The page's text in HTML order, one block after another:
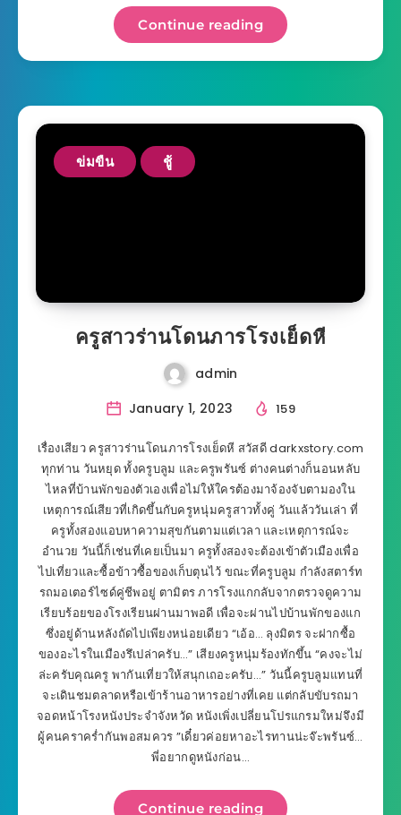
Continue reading
ข่มขืน ชู้
ครูสาวร่านโดนภารโรงเย็ดหี
admin
January 1, 2023
159
เรื่องเสียว ครูสาวร่านโดนภารโรงเย็ดหี สวัสดี darkxstory.com
ทุกท่าน วันหยุด ทั้งครูบลูม และครูพรันซ์ ต่างคนต่างก็นอนหลับ
ไหลที่บ้านพักของตัวเองเพื่อไม่ให้ใครต้องมาจ้องจับตามองใน
เหตุการณ์เสียวที่เกิดขึ้นกับครูหนุ่มครูสาวทั้งคู่ วันแล้ววันเล่า ที่
ครูทั้งสองแอบหาความสุขกันตามแต่เวลา และเหตุการณ์จะ
อำนวย วันนี้ก็เช่นที่เคยเป็นมา ครูทั้งสองจะต้องเข้าตัวเมืองเพื่อ
ไปเที่ยวและซื้อข้าวซื้อของเก็บตุนไว้ ขณะที่ครูบลูม กำลังสตาร์ท
รถมอเตอร์ไซด์คู่ชีพอยู่ ตามิตร ภารโรงแกกลับจากตรวจดูความ
เรียบร้อยของโรงเรียนผ่านมาพอดี เพื่อจะผ่านไปบ้านพักของแก
ซึ่งอยู่ด้านหลังถัดไปเพียงหน่อยเดียว “เอ้อ… ลุงมิตร จะฝากซื้อ
ของอะไรในเมืองรึเปล่าครับ…” เสียงครูหนุ่มร้องทักขึ้น “คงจะไม่
ล่ะครับคุณครู พากันเที่ยวให้สนุกเถอะครับ…” วันนี้ครูบลูมแทนที่
จะเดินชมตลาดหรือเข้าร้านอาหารอย่างที่เคย แต่กลับขับรถมา
จอดหน้าโรงหนังประจำจังหวัด หนังเพิ่งเปลี่ยนโปรแกรมใหม่จึงมี
ผู้คนคราคร่ำกันพอสมควร ”เดี๋ยวค่อยหาอะไรทานน่ะจ๊ะพรันซ์…
พี่อยากดูหนังก่อน…
Continue reading